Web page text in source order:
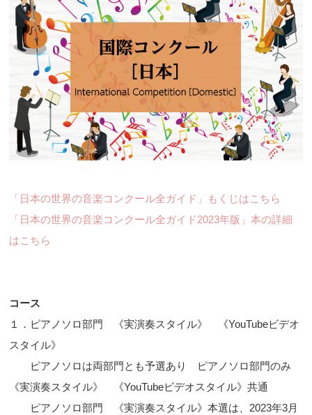
「日本の世界の音楽コンクール全ガイド」もくじはこちら
「日本の世界の音楽コンクール全ガイド2023年版」本の詳細
はこちら
コース
１．ピアノソロ部門 《実演奏スタイル》 《YouTubeビデオ
スタイル》
ピアノソロは両部門とも予選あり ピアノソロ部門のみ
《実演奏スタイル》 《YouTubeビデオスタイル》共通
ピアノソロ部門 《実演奏スタイル》本選は、2023年3月